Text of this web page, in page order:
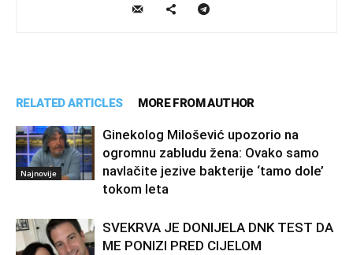
RELATED ARTICLES MORE FROM AUTHOR
Najnovije
Ginekolog Milošević upozorio na
ogromnu zabludu žena: Ovako samo
navlačite jezive bakterije ‘tamo dole’
tokom leta
SVEKRVA JE DONIJELA DNK TEST DA
ME PONIZI PRED CIJELOM